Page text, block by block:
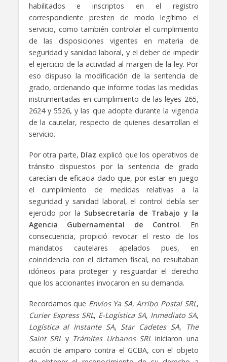
habilitados e inscriptos en el registro
correspondiente presten de modo legítimo el
servicio, como también controlar el cumplimiento
de las disposiciones vigentes en materia de
seguridad y sanidad laboral, y el deber de impedir
el ejercicio de la actividad al margen de la ley. Por
eso dispuso la modificación de la sentencia de
grado, ordenando que informe todas las medidas
instrumentadas en cumplimiento de las leyes 265,
2624 y 5526, y las que adopte durante la vigencia
de la cautelar, respecto de quienes desarrollan el
servicio.
Por otra parte, Díaz explicó que los operativos de
tránsito dispuestos por la sentencia de grado
carecían de eficacia dado que, por estar en juego
el cumplimiento de medidas relativas a la
seguridad y sanidad laboral, el control debía ser
ejercido por la Subsecretaría de Trabajo y la
Agencia Gubernamental de Control. En
consecuencia, propició revocar el resto de los
mandatos cautelares apelados pues, en
coincidencia con el dictamen fiscal, no resultaban
idóneos para proteger y resguardar el derecho
que los accionantes invocaron en su demanda.
Recordamos que Envíos Ya SA,Arribo Postal SRL,
Curier Express SRL, E-Logística SA, Inmediato SA,
Logística al Instante SA, Star Cadetes SA,
The
Saint SRLy Trámites Urbanos SRLiniciaron una
acción de amparo contra el GCBA, con el objeto